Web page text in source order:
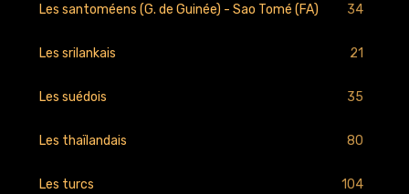
Les santoméens (G. de Guinée) - Sao Tomé (FA) 34
Les srilankais 21
Les suédois 35
Les thaïlandais 80
Les turcs 104